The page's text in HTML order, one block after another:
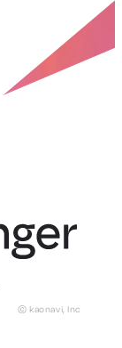
© kaonavi, Inc